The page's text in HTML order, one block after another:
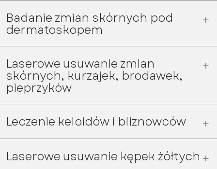
Badanie zmian skórnych pod
dermatoskopem
Laserowe usuwanie zmian
skórnych, kurzajek, brodawek,
pieprzyków
Leczenie keloidów i bliznowców
Laserowe usuwanie kępek żółtych